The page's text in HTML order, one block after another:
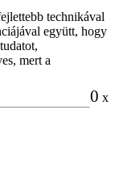
technikával
együtt, hogy
mert a
0 x